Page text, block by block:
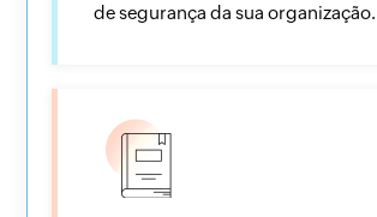
de segurança da sua organização.